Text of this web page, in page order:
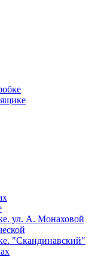
ул. А. Монаховой
"Скандинавский"